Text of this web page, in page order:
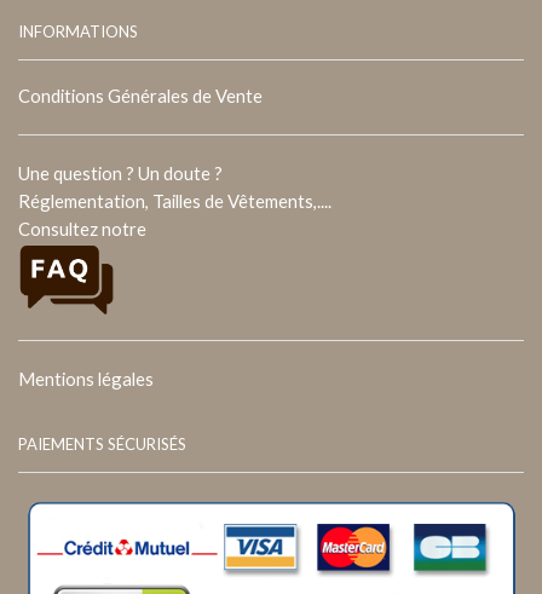
INFORMATIONS
Conditions Générales de Vente
Une question ? Un doute ?
Réglementation, Tailles de Vêtements,....
Consultez notre
Mentions légales
PAIEMENTS SÉCURISÉS